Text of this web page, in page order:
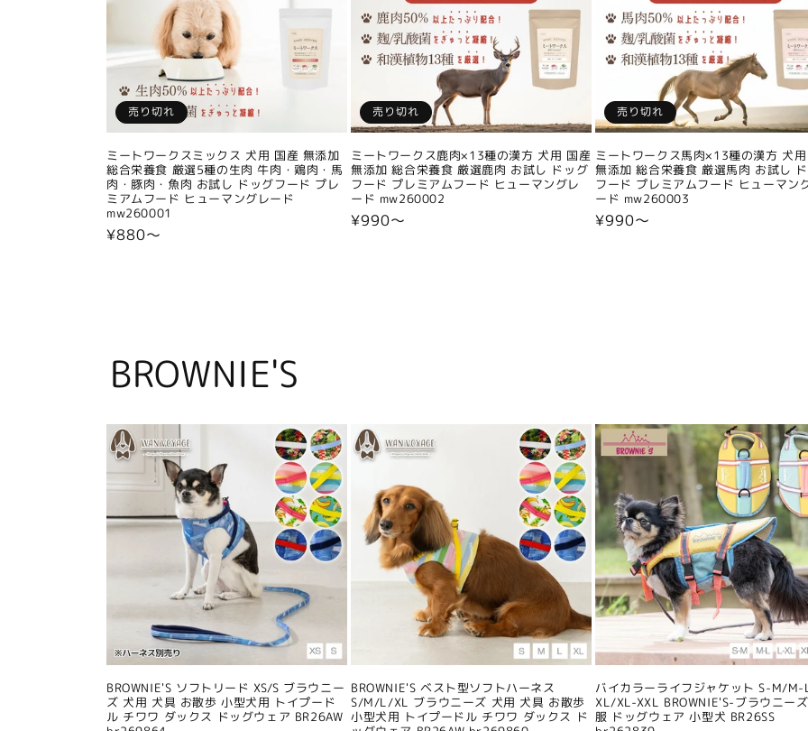
売り切れ
ミートワークスミックス 犬用 国産 無添加
総合栄養食 厳選5種の生肉 牛肉・鶏肉・馬
肉・豚肉・魚肉 お試し ドッグフード プレ
ミアムフード ヒューマングレード
mw260001
通
¥880〜
売り切れ
ミートワークス鹿肉×13種の漢方 犬用 国産
無添加 総合栄養食 厳選鹿肉 お試し ドッグ
フード プレミアムフード ヒューマングレ
ード mw260002
通
¥990〜
売り切れ
ミートワークス馬肉×13種の漢方 犬
無添加 総合栄養食 厳選馬肉 お試し
フード プレミアムフード ヒューマン
ード mw260003
通
¥990〜
BROWNIE'S
BROWNIE'S ソフトリード XS/S ブラウニー
ズ 犬用 犬具 お散歩 小型犬用 トイプード
ル チワワ ダックス ドッグウェア BR26AW
BROWNIE'S ベスト型ソフトハーネス
S/M/L/XL ブラウニーズ 犬用 犬具 お散歩
小型犬用 トイプードル チワワ ダックス ド
バイカラーライフジャケット S-M/
XL/XL-XXL BROWNIE'S-ブラウニー
服 ドッグウェア 小型犬 BR26SS